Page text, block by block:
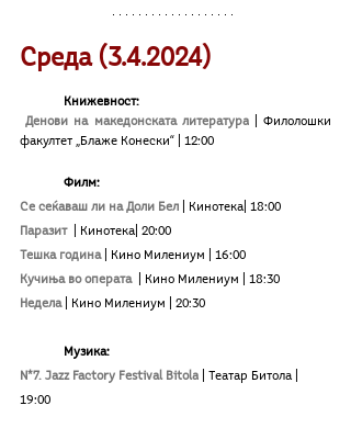
Среда (3.4.2024)
Книжевност:
Денови на македонската литература
Филолошки
факултет „Блаже Конески“
12:00
Филм:
Се сеќаваш ли на Доли Бел
| Кинотека| 18:00
Паразит
| Кинотека| 20:00
Тешка година
| Кино Милениум
| 16:00
Кучиња во операта
| Кино Милениум
| 18:30
Недела
| Кино Милениум | 20:30
Mузика:
N*7. Jazz Factory Festival Bitola
Театар Битола
19:00